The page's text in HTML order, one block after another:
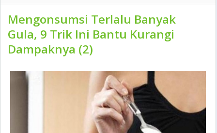
Mengonsumsi Terlalu Banyak
Gula, 9 Trik Ini Bantu Kurangi
Dampaknya (2)